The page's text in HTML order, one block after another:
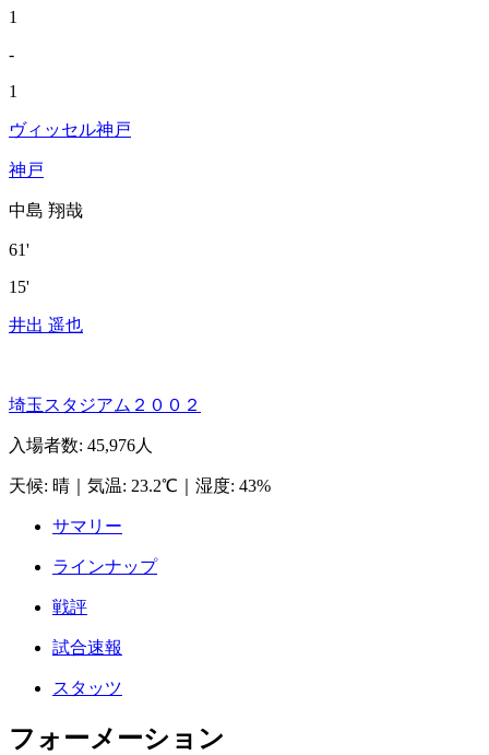
1
-
1
ヴィッセル神戸
神戸
中島 翔哉
61'
15'
井出 遥也
埼玉スタジアム２００２
入場者数: 45,976人
天候: 晴 気温: 23.2℃ 湿度: 43%
サマリー
ラインナップ
戦評
試合速報
スタッツ
フォーメーション